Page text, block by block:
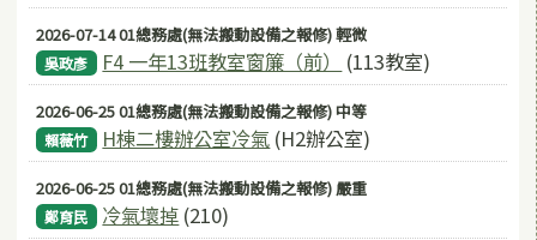
2026-07-14 01總務處(無法搬動設備之報修) 輕微
吳政彥 F4 一年13班教室窗簾（前） (113教室)
2026-06-25 01總務處(無法搬動設備之報修) 中等
賴薇竹 H棟二樓辦公室冷氣 (H2辦公室)
2026-06-25 01總務處(無法搬動設備之報修) 嚴重
鄭育民 冷氣壞掉 (210)